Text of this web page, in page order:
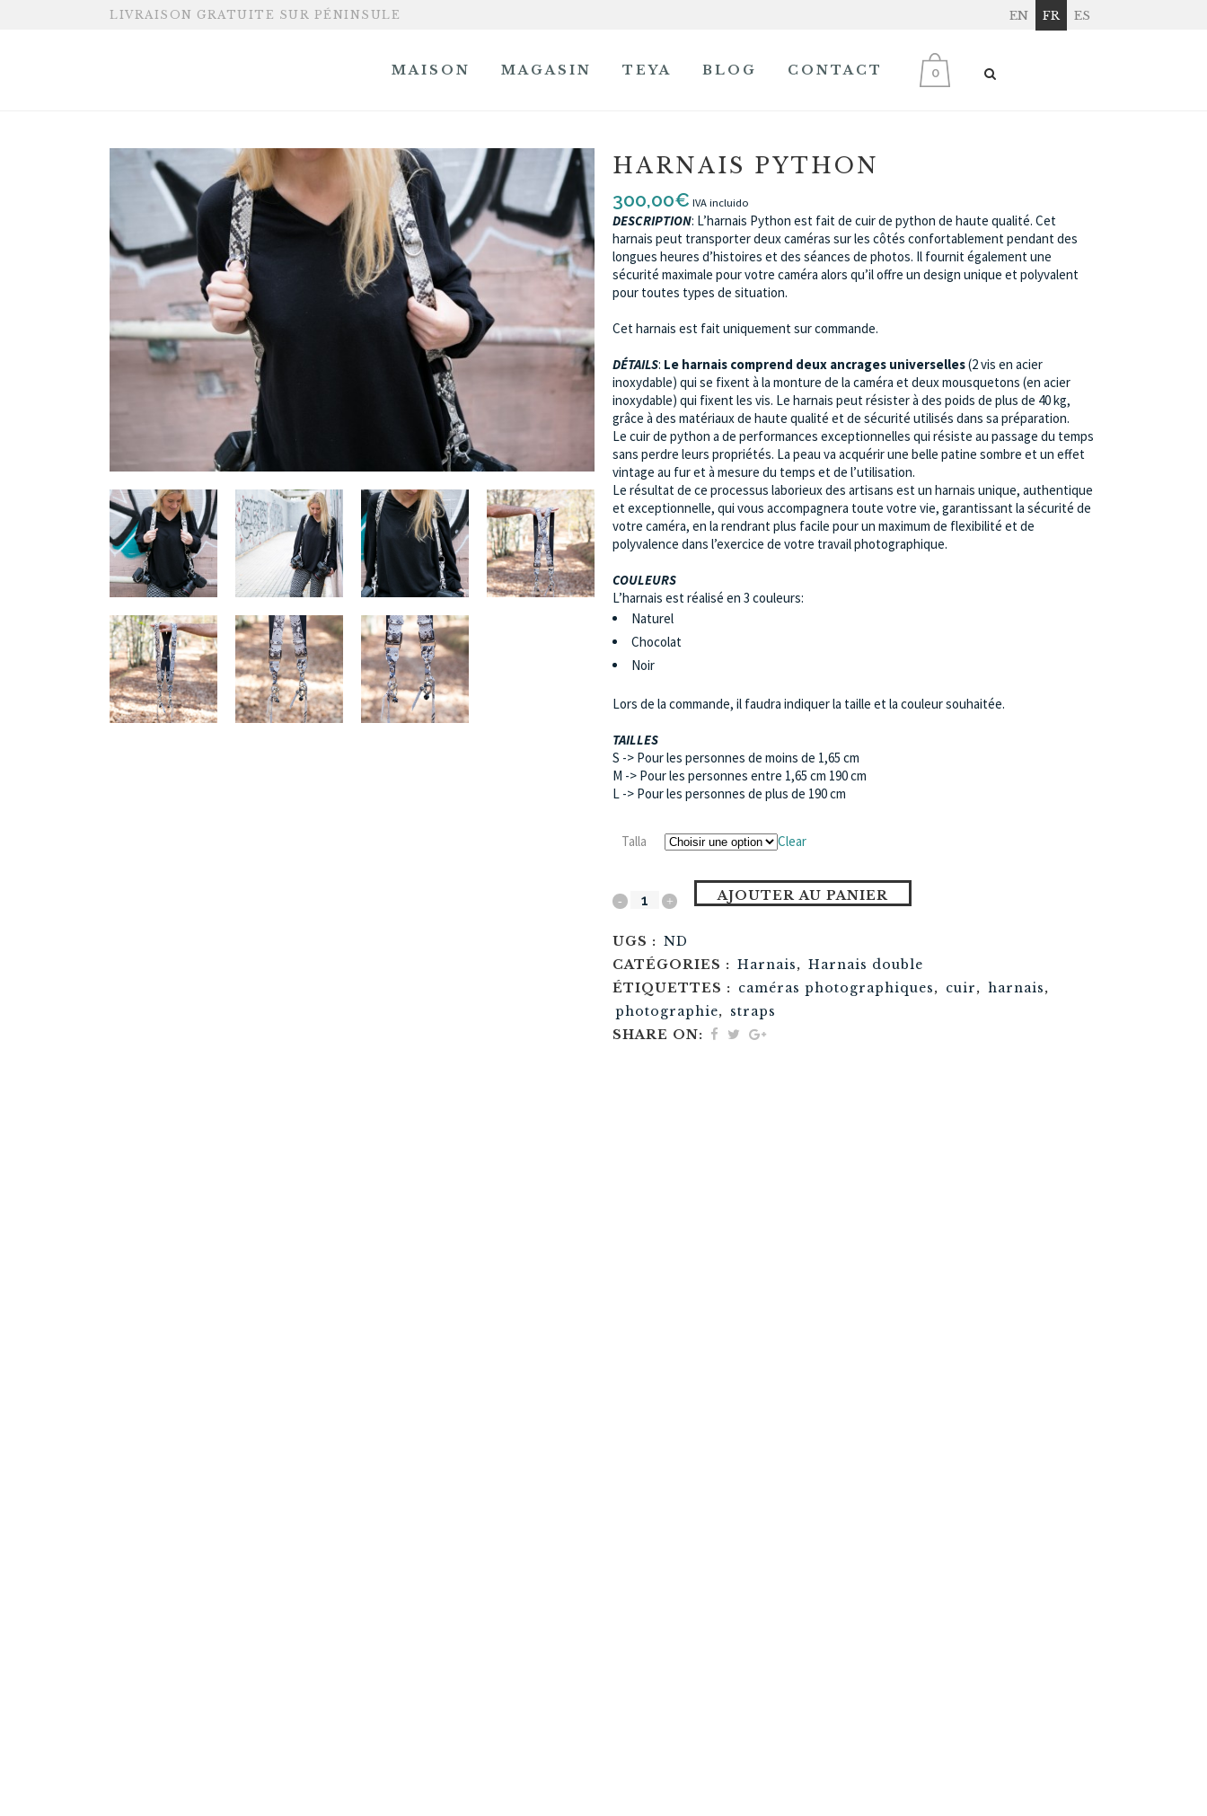
LIVRAISON GRATUITE SUR PÉNINSULE EN FR ES
0
MAISON MAGASIN TEYA BLOG CONTACT
HARNAIS PYTHON
300,00€ IVA incluido
DESCRIPTION: L’harnais Python est fait de cuir de python de haute qualité. Cet
harnais peut transporter deux caméras sur les côtés confortablement pendant des
longues heures d’histoires et des séances de photos. Il fournit également une
sécurité maximale pour votre caméra alors qu’il offre un design unique et polyvalent
pour toutes types de situation.
Cet harnais est fait uniquement sur commande.
DÉTAILS: Le harnais comprend deux ancrages universelles(2 vis en acier
inoxydable) qui se fixent à la monture de la caméra et deux mousquetons (en acier
inoxydable) qui fixent les vis. Le harnais peut résister à des poids de plus de 40 kg,
grâce à des matériaux de haute qualité et de sécurité utilisés dans sa préparation.
Le cuir de python a de performances exceptionnelles qui résiste au passage du temps
sans perdre leurs propriétés. La peau va acquérir une belle patine sombre et un effet
vintage au fur et à mesure du temps et de l’utilisation.
Le résultat de ce processus laborieux des artisans est un harnais unique, authentique
et exceptionnelle, qui vous accompagnera toute votre vie, garantissant la sécurité de
votre caméra, en la rendrant plus facile pour un maximum de flexibilité et de
polyvalence dans l’exercice de votre travail photographique.
COULEURS
L’harnais est réalisé en 3 couleurs:
Naturel
Chocolat
Noir
Lors de la commande, il faudra indiquer la taille et la couleur souhaitée.
TAILLES
S -> Pour les personnes de moins de 1,65 cm
M -> Pour les personnes entre 1,65 cm 190 cm
L -> Pour les personnes de plus de 190 cm
Talla Clear
AJOUTER AU PANIER
UGS : ND
CATÉGORIES : Harnais, Harnais double
ÉTIQUETTES :
caméras photographiques, cuir, harnais,
photographie, straps
SHARE ON: